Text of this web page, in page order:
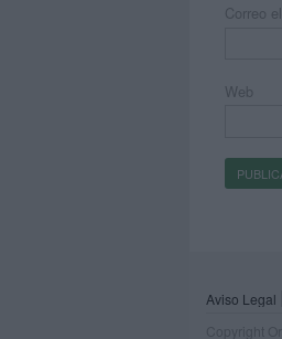
Correo
Web
Aviso Legal